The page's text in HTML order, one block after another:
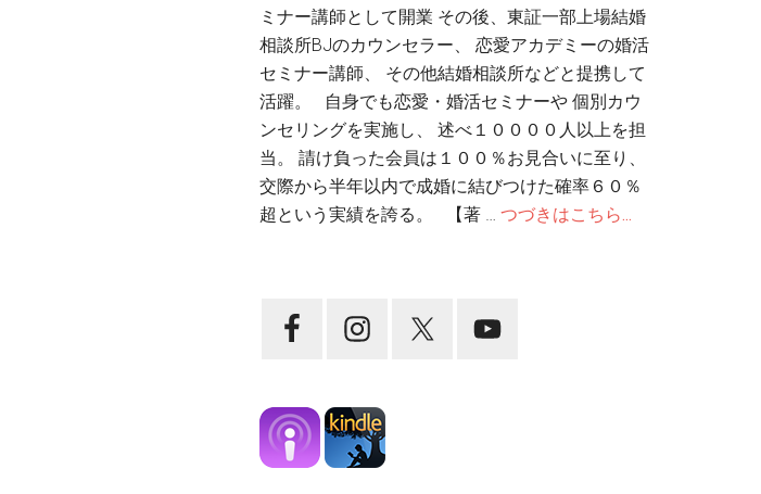
ミナー講師として開業 その後、東証一部上場結婚
相談所BJのカウンセラー、 恋愛アカデミーの婚活
セミナー講師、 その他結婚相談所などと提携して
活躍。 自身でも恋愛・婚活セミナーや 個別カウ
ンセリングを実施し、 述べ１００００人以上を担
当。 請け負った会員は１００％お見合いに至り、
交際から半年以内で成婚に結びつけた確率６０％
超という実績を誇る。 【著 … つづきはこちら...